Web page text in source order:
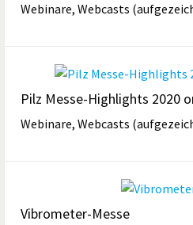
Webinare, Webcasts
Pilz Messe-Highlights 2020
Webinare, Webcasts
Vibrometer-Messe